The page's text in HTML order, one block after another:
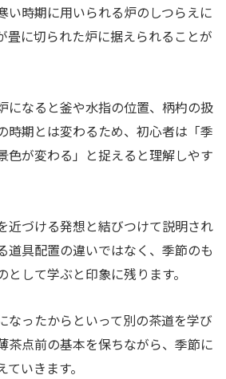
い時期に用いられる炉のしつらえに
畳に切られた炉に据えられることが
になると釜や水指の位置、柄杓の扱
時期とは変わるため、初心者は「季
色が変わる」と捉えると理解しやす
近づける発想と結びつけて説明され
道具配置の違いではなく、季節のも
して学ぶと印象に残ります。
なったからといって別の茶道を学び
茶点前の基本を保ちながら、季節に
いきます。